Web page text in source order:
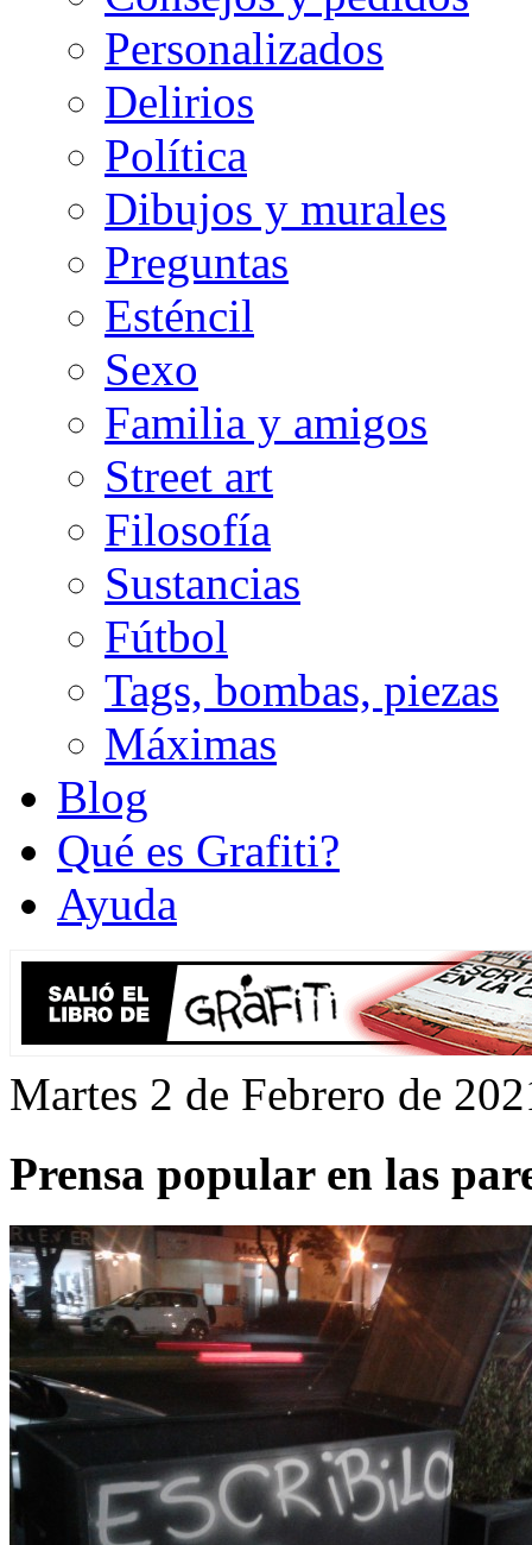
Personalizados
Delirios
Política
Dibujos y murales
Preguntas
Esténcil
Sexo
Familia y amigos
Street art
Filosofía
Sustancias
Fútbol
Tags, bombas, piezas
Máximas
Blog
Qué es Grafiti?
Ayuda
Martes 2 de Febrero de
Prensa popular en las